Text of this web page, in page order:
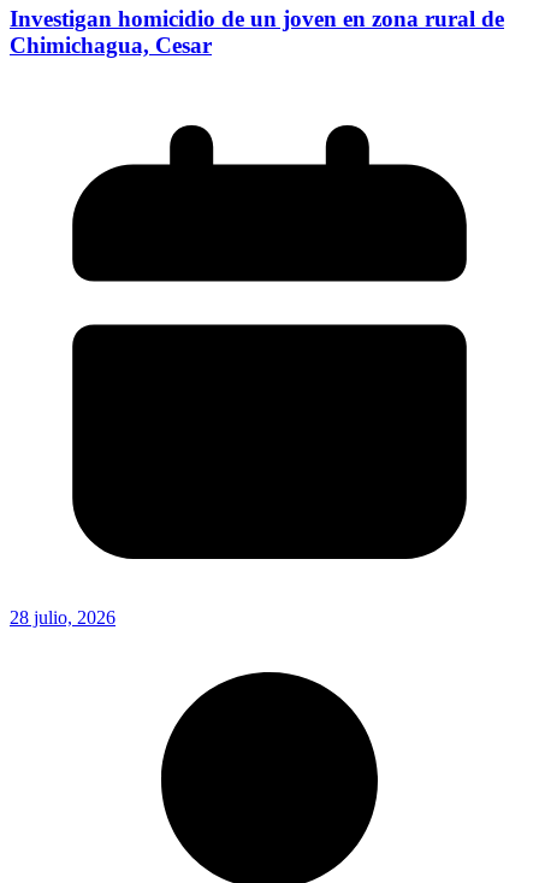
Investigan homicidio de un joven en zona rural de
Chimichagua, Cesar
28 julio, 2026